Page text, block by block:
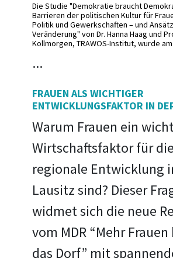
Die Studie "Demokratie braucht
Barrieren der politischen Kultur für
Politik und Gewerkschaften – und
Veränderung" von Dr. Hanna Haag und
Kollmorgen, TRAWOS-Institut, wurde am
...
FRAUEN ALS WICHTIGER
ENTWICKLUNGSFAKTOR IN
Warum Frauen ein
Wirtschaftsfaktor für die
regionale Entwicklung
Lausitz sind? Dieser
widmet sich die neue
vom MDR “Mehr
das Dorf” mit